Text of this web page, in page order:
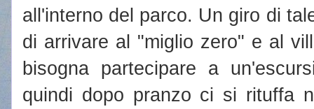
all'interno del parco. Un giro di
di arrivare al "miglio zero" e al
bisogna partecipare a
quindi dopo pranzo ci si rituffa